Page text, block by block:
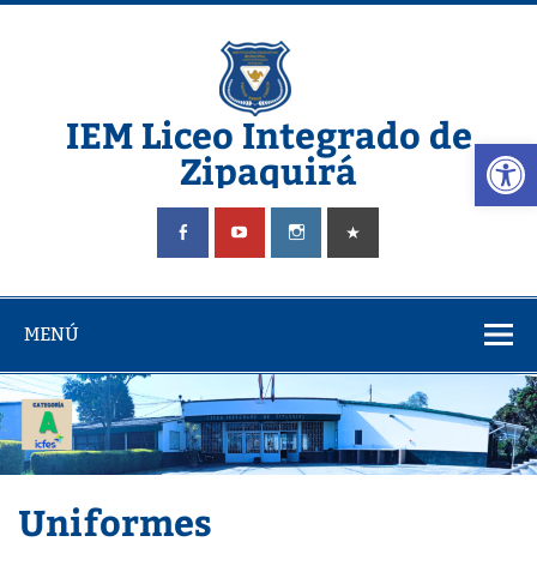
Abrir
Saltar
IEM Liceo Integrado de
Zipaquirá
Pagina del Liceo Integrado Zipaquira
MENÚ
Uniformes